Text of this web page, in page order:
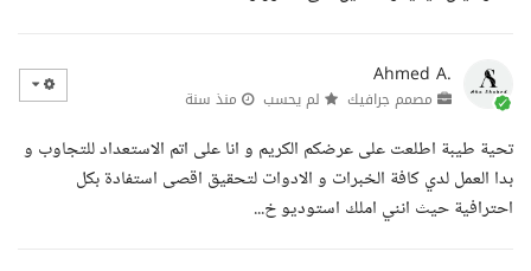
Ahmed A.
مصمم جرافيك لم يحسب منذ سنة
تحية طيبة اطلعت على عرضكم الكريم و انا على اتم الاستعداد للتجاوب و
بدا العمل لدي كافة الخبرات و الادوات لتحقيق اقصى استفادة بكل
احترافية حيث انني املك استوديو خ...